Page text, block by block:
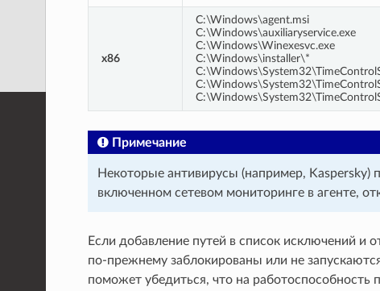
x86
C:\Windows\agent.msi
C:\Windows\auxiliaryservice.exe
C:\Windows\Winexesvc.exe
C:\Windows\installer\*
Примечание
Некоторые антивирусы (например,
включенном сетевом мониторинге в агенте,
Если добавление путей в список исключений
по-прежнему заблокированы или не
поможет убедиться, что на работоспособность